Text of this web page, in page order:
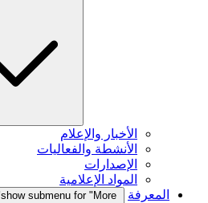
الأخبار والإعلام
الأنشطة والفعاليات
الإصدارات
المواد الإعلامية
المعرفة
show submenu for "More"